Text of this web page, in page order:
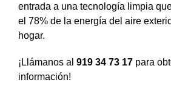
entrada a una tecnología limpia
el 78% de la energía del aire
hogar.
¡Llámanos al 919 34 73 17 para
información!